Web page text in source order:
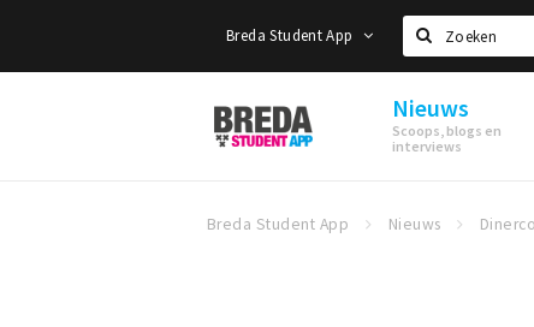
Breda Student App
Zoeken
Breda
Student
Nieuws
Scoops, blogs en
interviews
Breda Student App Nieuws